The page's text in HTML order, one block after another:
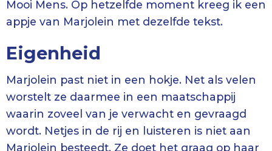
Mooi Mens. Op hetzelfde moment kreeg ik een
appje van Marjolein met dezelfde tekst.
Eigenheid
Marjolein past niet in een hokje. Net als velen
worstelt ze daarmee in een maatschappij
waarin zoveel van je verwacht en gevraagd
wordt. Netjes in de rij en luisteren is niet aan
Marjolein besteedt. Ze doet het graag op haar